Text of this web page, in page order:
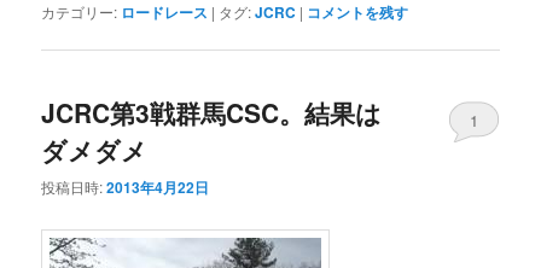
カテゴリー: ロードレース | タグ:JCRC | コメントを残す
JCRC第3戦群馬CSC。結果は
ダメダメ
投稿日時:2013年4月22日
1